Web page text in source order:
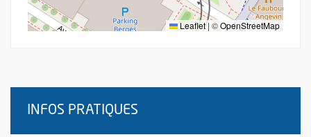
Leaflet | ©OpenStreetMap
INFOS PRATIQUES